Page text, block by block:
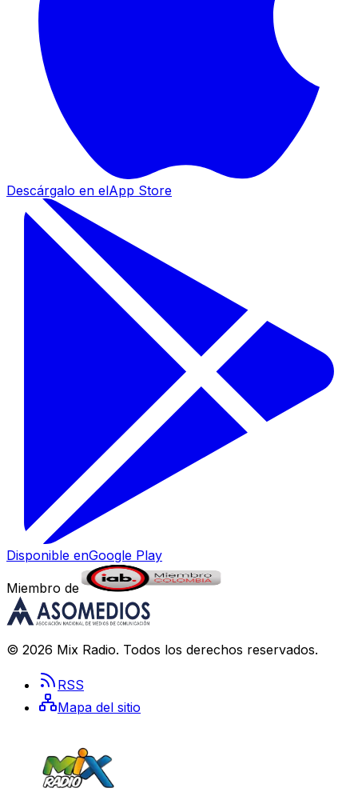
Descárgalo en elApp Store
Disponible enGoogle Play
Miembro de
© 2026 Mix Radio. Todos los derechos reservados.
RSS
Mapa del sitio